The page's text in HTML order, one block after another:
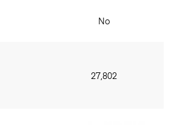
No
27,802